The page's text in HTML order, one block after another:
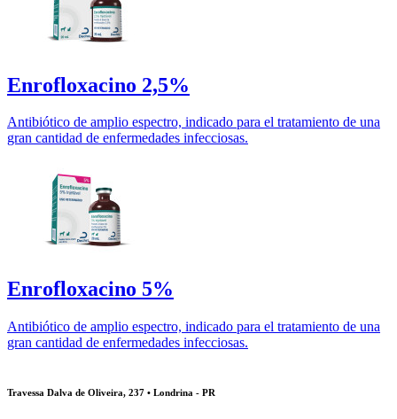
Enrofloxacino 2,5%
Antibiótico de amplio espectro, indicado para el tratamiento de una
gran cantidad de enfermedades infecciosas.
Enrofloxacino 5%
Antibiótico de amplio espectro, indicado para el tratamiento de una
gran cantidad de enfermedades infecciosas.
Travessa Dalva de Oliveira, 237 • Londrina - PR